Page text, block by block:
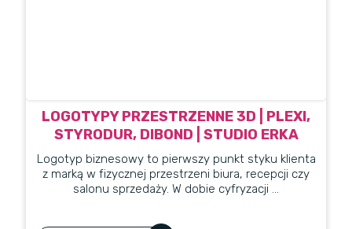
LOGOTYPY PRZESTRZENNE 3D | PLEXI,
STYRODUR, DIBOND | STUDIO ERKA
​Logotyp biznesowy to pierwszy punkt styku klienta
z marką w fizycznej przestrzeni biura, recepcji czy
salonu sprzedaży. W dobie cyfryzacji ...